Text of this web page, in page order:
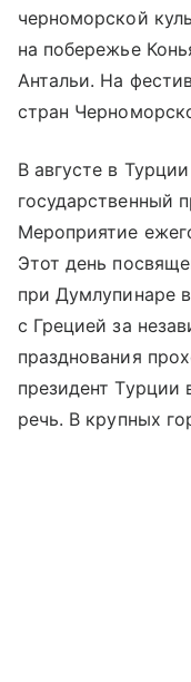
черноморской
на побережье
Антальи. На
стран
В августе в
государственный
Мероприятие
Этот день
при Думлупинаре
с Грецией за
празднования
президент Турции
речь. В крупных